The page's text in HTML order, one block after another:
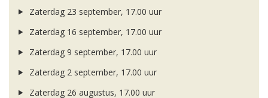
Zaterdag 23 september, 17.00 uur
Zaterdag 16 september, 17.00 uur
Zaterdag 9 september, 17.00 uur
Zaterdag 2 september, 17.00 uur
Zaterdag 26 augustus, 17.00 uur